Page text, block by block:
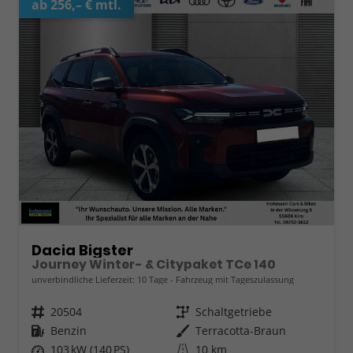
ab 256,– € mtl.
Dacia Bigster
Journey Winter- & Citypaket TCe 140
unverbindliche Lieferzeit: 10 Tage Fahrzeug mit Tageszulassung
Fahrzeugnr. 20504 Getriebe Schaltgetriebe
Kraftstoff Benzin Außenfarbe Terracotta-Braun
Leistung 103 kW (140 PS) Kilometerstand 10 km